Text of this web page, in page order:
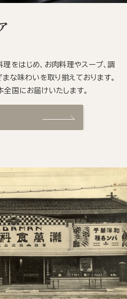
をはじめ、お肉料理やスープ、調
まな味わいを取り揃えております。
国にお届けいたします。